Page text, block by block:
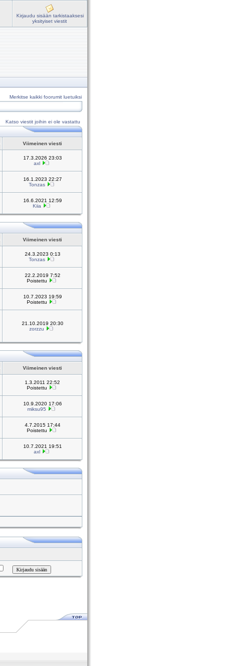
Kirjaudu sisään tarkistaaksesi
yksityiset viestit
Merkitse kaikki foorumit luetuiksi
Katso viestit joihin ei ole vastattu
Viimeinen viesti
17.3.2026 23:03
axl
16.1.2023 22:27
Tonzas
16.6.2021 12:59
Kiia
Viimeinen viesti
24.3.2023 0:13
Tonzas
22.2.2019 7:52
Poistettu
10.7.2023 19:59
Poistettu
21.10.2019 20:30
zorzzu
Viimeinen viesti
1.3.2011 22:52
Poistettu
10.9.2020 17:06
miksu95
4.7.2015 17:44
Poistettu
10.7.2021 19:51
axl